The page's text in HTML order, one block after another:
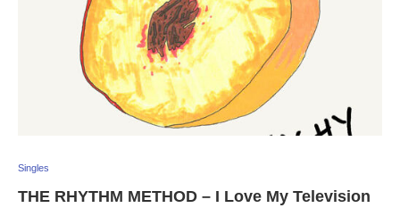
Singles
THE RHYTHM METHOD – I Love My Television